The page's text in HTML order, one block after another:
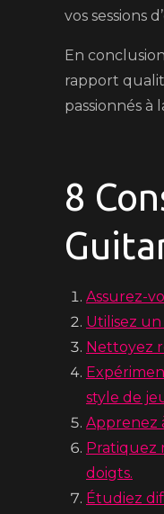
vos sessions
En
rapport
passionnés
8
Assurez-
Utilisez
Nettoyez
style de
Apprenez
Pratiquez
doigts.
Étudiez